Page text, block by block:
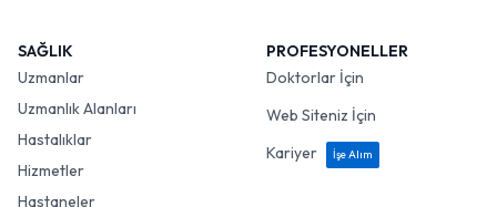
SAĞLIK
Uzmanlar
Uzmanlık Alanları
Hastalıklar
Hizmetler
Hastaneler
PROFESYONELLER
Doktorlar İçin
Web Siteniz İçin
Kariyer
İşe Alım